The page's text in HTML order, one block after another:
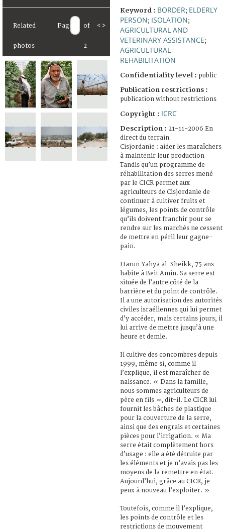
Related
photos
Page of
2
< >
Keyword : BORDER; ELDERLY
PERSON; ISOLATION;
AGRICULTURAL AND
VETERINARY ASSISTANCE;
AGRICULTURAL
REHABILITATION
Confidentiality level : public
Publication restrictions :
publication without restrictions
Copyright : ICRC
Description : 21-11-2006 En
direct du terrain
Cisjordanie : aider les maraîchers
à maintenir leur production
Tandis qu’un programme de
réhabilitation des serres mené
par le CICR permet aux
agriculteurs de Cisjordanie de
continuer à cultiver fruits et
légumes, les points de contrôle
qu’ils doivent franchir pour se
rendre sur les marchés ne cessent
de mettre en péril leur gagne-
pain.
Harun Yahya al-Sheikk, 75 ans
habite à Beit Amin. Sa serre est
située de l’autre côté de la
barrière et du point de contrôle.
Il a une autorisation des autorités
civiles israéliennes qui lui permet
d’y accéder, mais certains jours, il
lui arrive de mettre jusqu’à une
heure et demie.
Il cultive des concombres depuis
1999, même si, comme il
l’explique, il est maraîcher de
naissance. « Dans la famille,
nous sommes agriculteurs de
père en fils », dit-il. Le CICR lui
fournit les bâches de plastique
pour la couverture de la serre,
ainsi que des engrais et certaines
pièces pour l’irrigation. « Ma
serre était complètement hors
d’usage : elle a été détruite par
les éléments et je n’avais pas les
moyens de la remettre en état.
Aujourd’hui, grâce au CICR, je
peux à nouveau l’exploiter. »
Toutefois, comme il l’explique,
les points de contrôle et les
restrictions de mouvement